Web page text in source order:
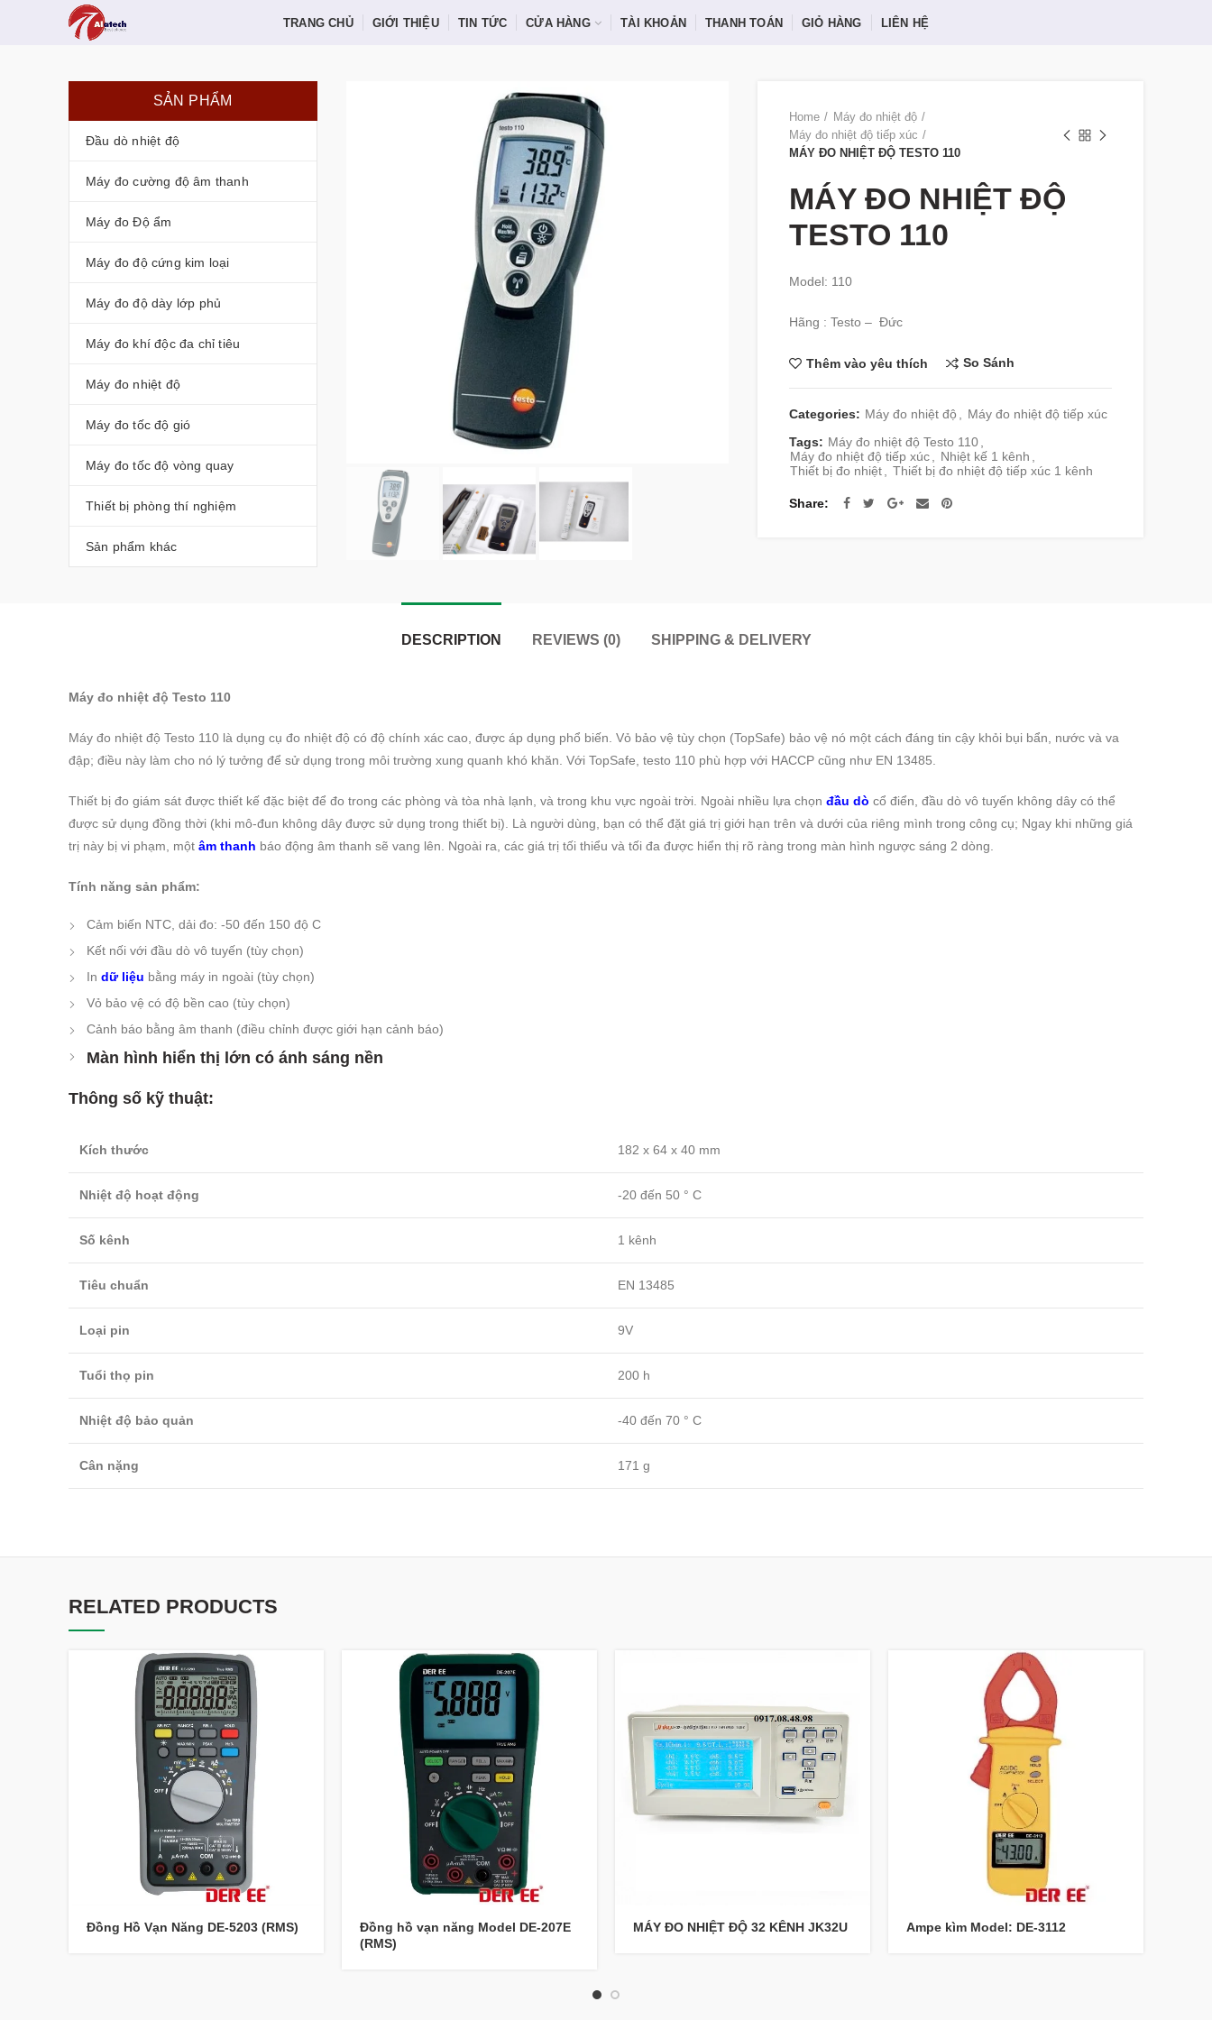
TRANG CHỦ GIỚI THIỆU TIN TỨC CỬA HÀNG TÀI KHOẢN THANH TOÁN GIỎ HÀNG LIÊN HỆ
Home
Máy đo nhiệt độ
Máy đo nhiệt độ tiếp xúc
MÁY ĐO NHIỆT ĐỘ TESTO 110
MÁY ĐO NHIỆT ĐỘ
TESTO 110
Model: 110
Hãng : Testo – Đức
Thêm vào yêu thích So Sánh
Categories: Máy đo nhiệt độ , Máy đo nhiệt độ tiếp xúc
Tags: Máy đo nhiệt độ Testo 110 ,
Máy đo nhiệt độ tiếp xúc , Nhiệt kế 1 kênh ,
Thiết bị đo nhiệt , Thiết bị đo nhiệt độ tiếp xúc 1 kênh
Share
SẢN PHẨM
Đầu dò nhiệt độ
Máy đo cường độ âm thanh
Máy đo Độ ẩm
Máy đo độ cứng kim loại
Máy đo độ dày lớp phủ
Máy đo khí độc đa chỉ tiêu
Máy đo nhiệt độ
Máy đo tốc độ gió
Máy đo tốc độ vòng quay
Thiết bị phòng thí nghiệm
Sản phẩm khác
DESCRIPTION REVIEWS (0) SHIPPING & DELIVERY
Máy đo nhiệt độ Testo 110
Máy đo nhiệt độ Testo 110 là dụng cụ đo nhiệt độ có độ chính xác cao, được áp dụng phổ biến. Vỏ bảo vệ tùy chọn (TopSafe) bảo vệ nó một cách đáng tin cậy khỏi bụi bẩn, nước và va
đập; điều này làm cho nó lý tưởng để sử dụng trong môi trường xung quanh khó khăn. Với TopSafe, testo 110 phù hợp với HACCP cũng như EN 13485.
Thiết bị đo giám sát được thiết kế đặc biệt để đo trong các phòng và tòa nhà lạnh, và trong khu vực ngoài trời. Ngoài nhiều lựa chọn đầu dò cổ điển, đầu dò vô tuyến không dây có thể
được sử dụng đồng thời (khi mô-đun không dây được sử dụng trong thiết bị).
Là người dùng, bạn có thể đặt giá trị giới hạn trên và dưới của riêng mình trong công cụ; Ngay khi những giá
trị này bị vi phạm, một âm thanh báo động âm thanh sẽ vang lên. Ngoài ra, các giá trị tối thiểu và tối đa được hiển thị rõ ràng trong màn hình ngược sáng 2 dòng.
Tính năng sản phẩm:
Cảm biến NTC, dải đo: -50 đến 150 độ C
Kết nối với đầu dò vô tuyến (tùy chọn)
In dữ liệu bằng máy in ngoài (tùy chọn)
Vỏ bảo vệ có độ bền cao (tùy chọn)
Cảnh báo bằng âm thanh (điều chỉnh được giới hạn cảnh báo)
Màn hình hiển thị lớn có ánh sáng nền
Thông số kỹ thuật:
Kích thước 182 x 64 x 40 mm
Nhiệt độ hoạt động -20 đến 50 ° C
Số kênh 1 kênh
Tiêu chuẩn EN 13485
Loại pin 9V
Tuổi thọ pin 200 h
Nhiệt độ bảo quản -40 đến 70 ° C
Cân nặng 171 g
RELATED PRODUCTS
Đồng Hồ Vạn Năng DE-5203 (RMS)
Đồng hồ vạn năng Model DE-207E
(RMS)
MÁY ĐO NHIỆT ĐỘ 32 KÊNH JK32U Ampe kìm Model: DE-3112